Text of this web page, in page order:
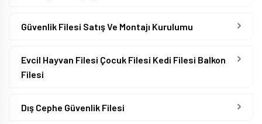
Güvenlik Filesi Satış Ve Montajı Kurulumu
Evcil Hayvan Filesi Çocuk Filesi Kedi Filesi Balkon
Filesi
Dış Cephe Güvenlik Filesi